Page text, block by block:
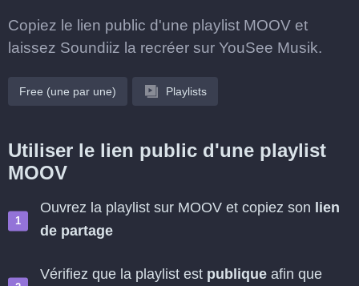
Copiez le lien public d'une playlist MOOV et
laissez Soundiiz la recréer sur YouSee Musik.
Free (une par une) Playlists
Utiliser le lien public d'une playlist
MOOV
Ouvrez la playlist sur MOOV et copiez son lien
de partage
Vérifiez que la playlist est publique afin que